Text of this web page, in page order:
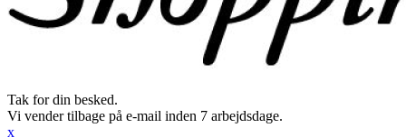
Tak for din besked.
Vi vender tilbage på e-mail inden 7 arbejdsdage.
x